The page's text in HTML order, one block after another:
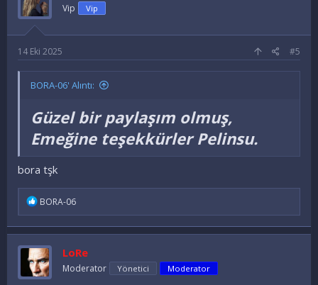
Vip Vip
14 Eki 2025 #5
BORA-06' Alıntı:
Güzel bir paylaşım olmuş,
Emeğine teşekkürler Pelinsu.
bora tşk
İ
d
e
l
e
r
BORA-06
LoRe
Moderator Yönetici Moderator